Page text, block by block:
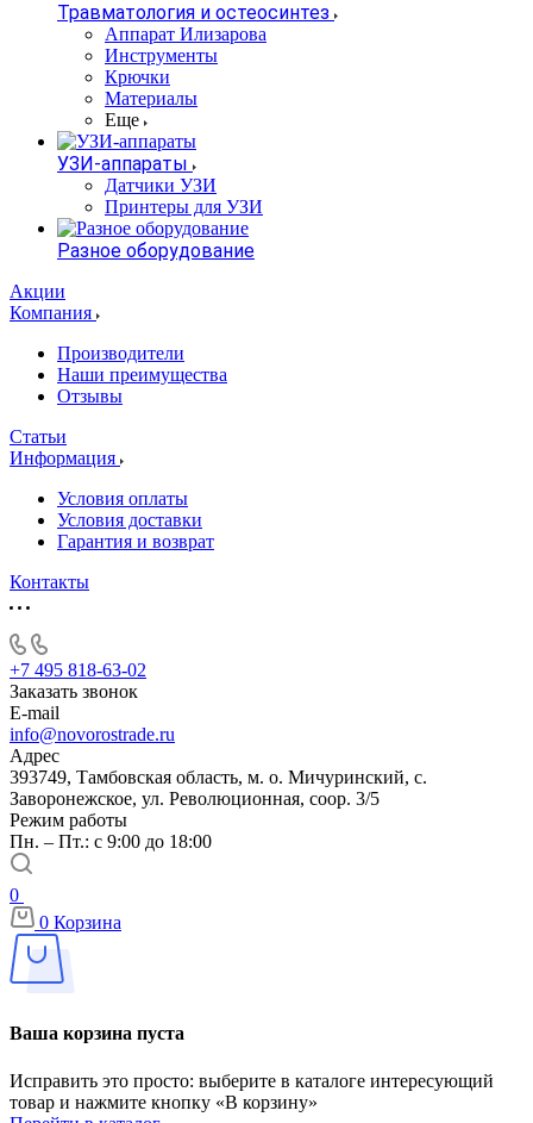
Травматология и остеосинтез
Аппарат Илизарова
Инструменты
Крючки
Материалы
Еще
УЗИ-аппараты
Датчики УЗИ
Принтеры для УЗИ
Разное оборудование
Акции
Компания
Производители
Наши преимущества
Отзывы
Статьи
Информация
Условия оплаты
Условия доставки
Гарантия и возврат
Контакты
+7 495 818-63-02
Заказать звонок
E-mail
info@novorostrade.ru
Адрес
393749, Тамбовская область, м. о. Мичуринский, с.
Заворонежское, ул. Революционная, соор. 3/5
Режим работы
Пн. – Пт.: с 9:00 до 18:00
0
0 Корзина
Ваша корзина пуста
Исправить это просто: выберите в каталоге интересующий
товар и нажмите кнопку «В корзину»